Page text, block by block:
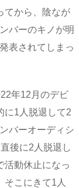
てから、陰なが
バーのキノが明
表されてしまっ
年12月のデビ
に1人脱退して2
バーオーディシ
後に2人脱退し
活動休止になっ
そこにきて1人